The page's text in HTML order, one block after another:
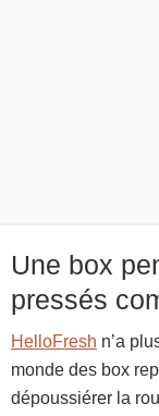
Une box
pressés
HelloFresh n’a
monde des box
dépoussiérer la